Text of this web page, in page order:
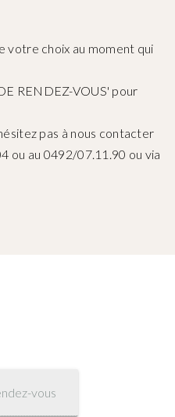
votre choix au moment qui
RENDEZ-VOUS' pour
pas à nous contacter
ou au 0492/07.11.90 ou via
vous